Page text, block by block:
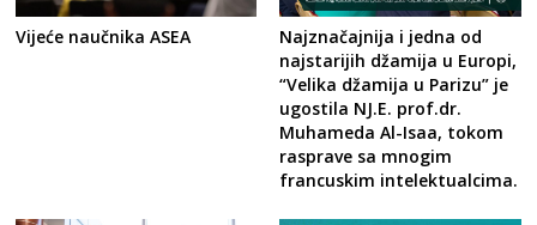
Vijeće naučnika ASEA
Najznačajnija i jedna od
najstarijih džamija u Europi,
“Velika džamija u Parizu” je
ugostila NJ.E. prof.dr.
Muhameda Al-Isaa, tokom
rasprave sa mnogim
francuskim intelektualcima.